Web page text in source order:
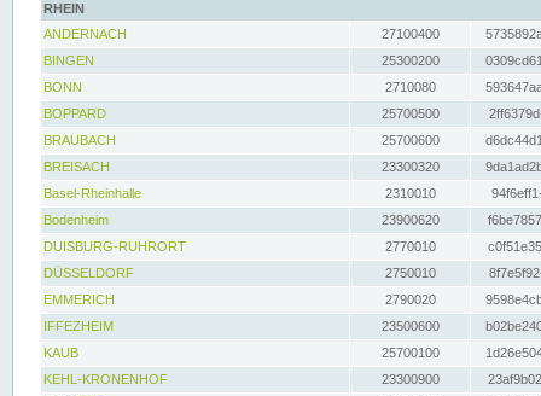
RHEIN
ANDERNACH
27100400
BINGEN
25300200
BONN
2710080
BOPPARD
25700500
BRAUBACH
25700600
BREISACH
23300320
Basel-Rheinhalle
2310010
Bodenheim
23900620
DUISBURG-RUHRORT
2770010
DÜSSELDORF
2750010
EMMERICH
2790020
IFFEZHEIM
23500600
KAUB
25700100
KEHL-KRONENHOF
23300900